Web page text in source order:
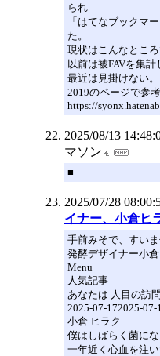
られ
「はてなブックマ
た。
現状はこんなところ
以前は被FAVを集
最近は見掛けない。
2019のページで参
https://
2025/08/13
マソン
■
2025/07/28
イナー、小倉ヒ
手前みそで、すい
発酵デザイナー小
Menu
人気記事
あなたは 人目の訪
2025-07-172025-07-
小倉 ヒラク
僕はしばらく菌に
一年近く心血を注